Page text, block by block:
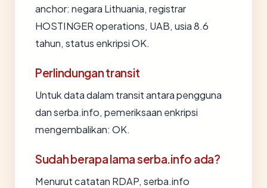
anchor: negara Lithuania, registrar
HOSTINGER operations, UAB, usia 8.6
tahun, status enkripsi OK.
Perlindungan transit
Untuk data dalam transit antara pengguna
dan serba.info, pemeriksaan enkripsi
mengembalikan: OK.
Sudah berapa lama serba.info ada?
Menurut catatan RDAP, serba.info